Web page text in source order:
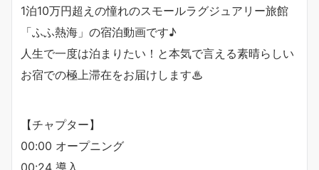
1泊10万円超えの憧れのスモールラグジュアリー旅館
「ふふ熱海」の宿泊動画です♪
人生で一度は泊まりたい！と本気で言える素晴らしい
お宿での極上滞在をお届けします♨︎
【チャプター】
00:00 オープニング